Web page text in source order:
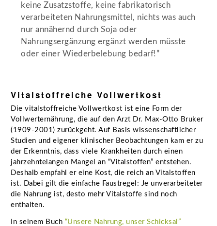
keine Zusatzstoffe, keine fabrikatorisch
verarbeiteten Nahrungsmittel, nichts was auch
nur annähernd durch Soja oder
Nahrungsergänzung ergänzt werden müsste
oder einer Wiederbelebung bedarf!”
Vitalstoffreiche Vollwertkost
Die vitalstoffreiche Vollwertkost ist eine Form der
Vollwerternährung, die auf den Arzt Dr. Max-Otto Bruker
(1909-2001) zurückgeht. Auf Basis wissenschaftlicher
Studien und eigener klinischer Beobachtungen kam er zu
der Erkenntnis, dass viele Krankheiten durch einen
jahrzehntelangen Mangel an “Vitalstoffen” entstehen.
Deshalb empfahl er eine Kost, die reich an Vitalstoffen
ist. Dabei gilt die einfache Faustregel: Je unverarbeiteter
die Nahrung ist, desto mehr Vitalstoffe sind noch
enthalten.
In seinem Buch “Unsere Nahrung, unser Schicksal”